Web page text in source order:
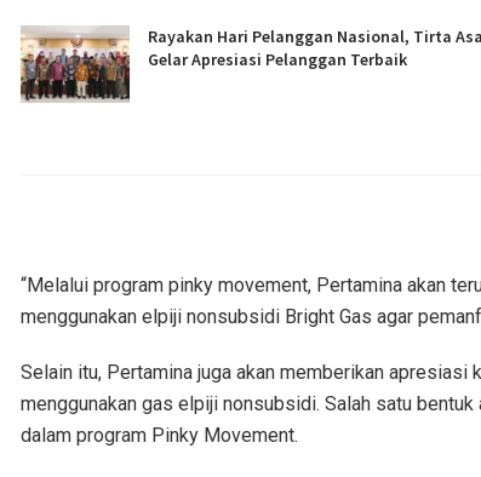
Rayakan Hari Pelanggan Nasional, Tirta
Gelar Apresiasi Pelanggan Terbaik
“Melalui program pinky movement, Pertamina akan
menggunakan elpiji nonsubsidi Bright Gas agar
Selain itu, Pertamina juga akan memberikan apresiasi
menggunakan gas elpiji nonsubsidi. Salah satu
dalam program Pinky Movement.